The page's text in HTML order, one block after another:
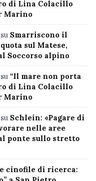
di Lina Colacillo
Marino
su Smarriscono il
sul Matese,
Soccorso alpino
su “Il mare non porta
di Lina Colacillo
Marino
su Schlein: «Pagare di
nelle aree
ponte sullo stretto
cinofile di ricerca: